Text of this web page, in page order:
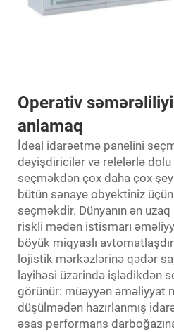
Operativ
anlamaq
İdeal idarəetmə panelini
dəyişdiricilər və relelərlə
seçməkdən çox daha çox
bütün sənaye obyektiniz
seçməkdir. Dünyanın ən
riskli mədən istismarı
böyük miqyaslı
lojistik mərkəzlərinə qədər
layihəsi üzərində işlədikdən
görünür: müəyyən əməliyyat
düşülmədən hazırlanmış
əsas performans